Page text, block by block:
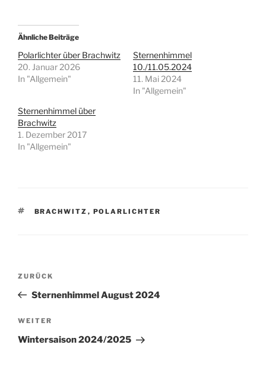
Ähnliche Beiträge
Polarlichter über Brachwitz
20. Januar 2026
In "Allgemein"
Sternenhimmel
10./11.05.2024
11. Mai 2024
In "Allgemein"
Sternenhimmel über
Brachwitz
1. Dezember 2017
In "Allgemein"
SCHLAGWÖRTER
BRACHWITZ , POLARLICHTER
Beitragsnavigation
Vorheriger
Beitrag
ZURÜCK
Sternenhimmel August 2024
Nächster
Beitrag
WEITER
Wintersaison 2024/2025